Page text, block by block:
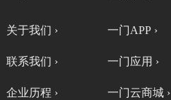
关于我们 ›
联系我们 ›
企业历程 ›
一门APP ›
一门应用 ›
一门云商城 ›